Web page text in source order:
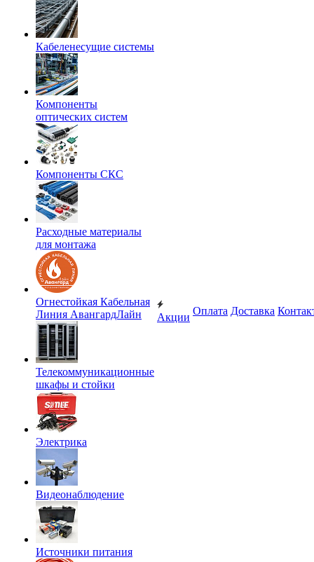
Кабеленесущие системы
Компоненты
оптических систем
Компоненты СКС
Расходные материалы
для монтажа
Огнестойкая Кабельная
Линия АвангардЛайн
Телекоммуникационные
шкафы и стойки
Электрика
Видеонаблюдение
Источники питания
Акции
Оплата Доставка